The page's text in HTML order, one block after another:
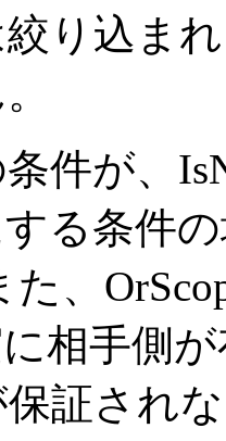
り込ま
件が、
る条件
、
相手側
証され